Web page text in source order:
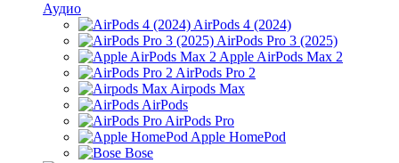
Аудио
AirPods 4 (2024)
AirPods Pro 3 (2025)
Apple AirPods Max 2
AirPods Pro 2
Airpods Max
AirPods
AirPods Pro
Apple HomePod
Bose